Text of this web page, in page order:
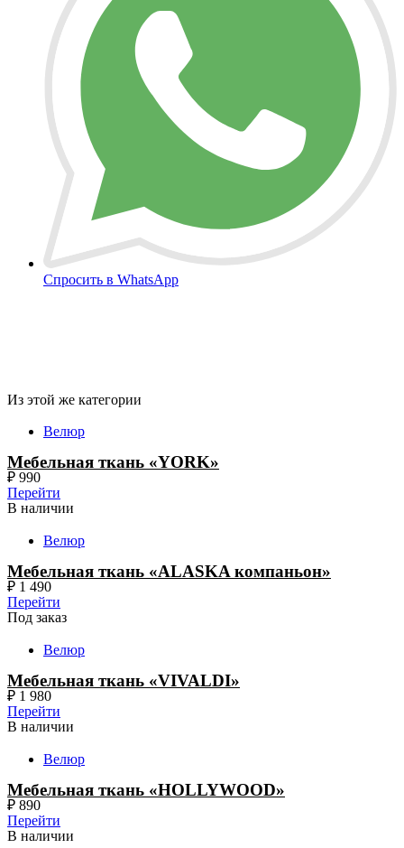
Спросить в WhatsApp
Из этой же категории
Велюр
Мебельная ткань «YORK»
₽ 990
Перейти
В наличии
Велюр
Мебельная ткань «ALASKA компаньон»
₽ 1 490
Перейти
Под заказ
Велюр
Мебельная ткань «VIVALDI»
₽ 1 980
Перейти
В наличии
Велюр
Мебельная ткань «HOLLYWOOD»
₽ 890
Перейти
В наличии